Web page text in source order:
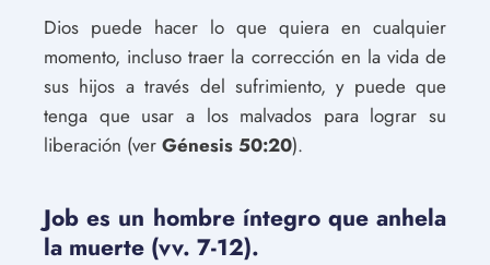
Dios puede hacer lo que quiera en cualquier
momento, incluso traer la corrección en la vida de
sus hijos a través del sufrimiento, y puede que
tenga que usar a los malvados para lograr su
liberación (ver Génesis 50:20).
Job es un hombre íntegro que anhela
la muerte (vv. 7-12).